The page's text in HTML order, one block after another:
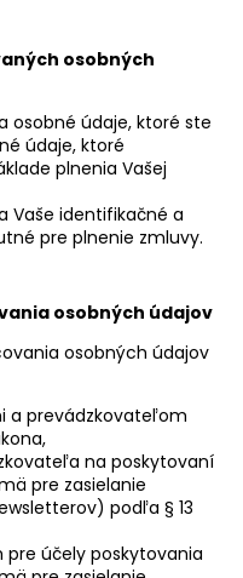
osobných
osobné údaje, ktoré ste
údaje, ktoré
plnenia Vašej
Vaše identifikačné a
pre plnenie zmluvy.
osobných údajov
osobných údajov
a prevádzkovateľom
na poskytovaní
pre zasielanie
podľa § 13
pre účely poskytovania